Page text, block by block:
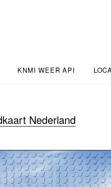
KNMI WEER API
Nederland